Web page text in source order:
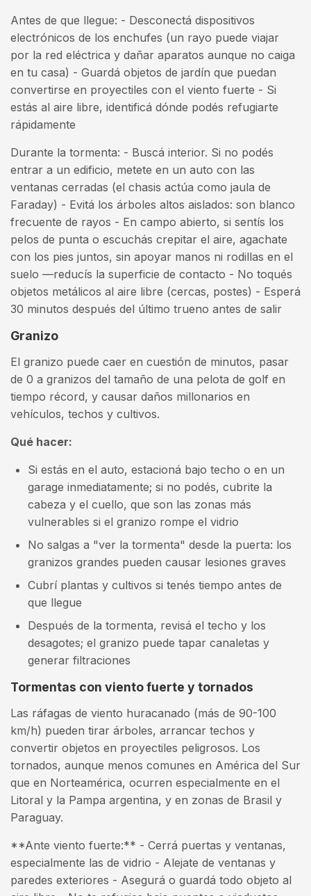
Antes de que llegue: - Desconectá dispositivos
electrónicos de los enchufes (un rayo puede viajar
por la red eléctrica y dañar aparatos aunque no caiga
en tu casa) - Guardá objetos de jardín que puedan
convertirse en proyectiles con el viento fuerte - Si
estás al aire libre, identificá dónde podés refugiarte
rápidamente
Durante la tormenta: - Buscá interior. Si no podés
entrar a un edificio, metete en un auto con las
ventanas cerradas (el chasis actúa como jaula de
Faraday) - Evitá los árboles altos aislados: son blanco
frecuente de rayos - En campo abierto, si sentís los
pelos de punta o escuchás crepitar el aire, agachate
con los pies juntos, sin apoyar manos ni rodillas en el
suelo —reducís la superficie de contacto - No toqués
objetos metálicos al aire libre (cercas, postes) - Esperá
30 minutos después del último trueno antes de salir
Granizo
El granizo puede caer en cuestión de minutos, pasar
de 0 a granizos del tamaño de una pelota de golf en
tiempo récord, y causar daños millonarios en
vehículos, techos y cultivos.
Qué hacer:
Si estás en el auto, estacioná bajo techo o en un
garage inmediatamente; si no podés, cubrite la
cabeza y el cuello, que son las zonas más
vulnerables si el granizo rompe el vidrio
No salgas a "ver la tormenta" desde la puerta: los
granizos grandes pueden causar lesiones graves
Cubrí plantas y cultivos si tenés tiempo antes de
que llegue
Después de la tormenta, revisá el techo y los
desagotes; el granizo puede tapar canaletas y
generar filtraciones
Tormentas con viento fuerte y tornados
Las ráfagas de viento huracanado (más de 90-100
km/h) pueden tirar árboles, arrancar techos y
convertir objetos en proyectiles peligrosos. Los
tornados, aunque menos comunes en América del Sur
que en Norteamérica, ocurren especialmente en el
Litoral y la Pampa argentina, y en zonas de Brasil y
Paraguay.
**Ante viento fuerte:** - Cerrá puertas y ventanas,
especialmente las de vidrio - Alejate de ventanas y
paredes exteriores - Asegurá o guardá todo objeto al